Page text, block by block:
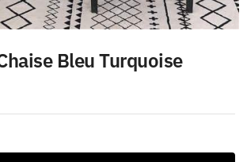
Bleu Turquoise